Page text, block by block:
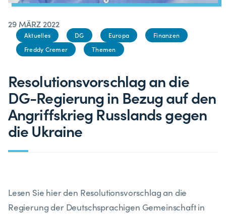
29 MÄRZ 2022
Aktuelles DG Europa
Finanzen
Freddy Cremer
Themen
Resolutionsvorschlag an die
DG-Regierung in Bezug auf den
Angriffskrieg Russlands gegen
die Ukraine
Lesen Sie hier den Resolutionsvorschlag an die
Regierung der Deutschsprachigen Gemeinschaft in